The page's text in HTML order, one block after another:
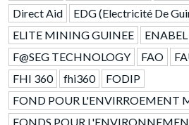
Direct Aid
EDG (Electricité De
ELITE MINING GUINEE
ENABEL
F@SEG TECHNOLOGY
FAO
FHI 360
fhi360
FODIP
FOND POUR L'ENVIRROEMENT
FONDS POUR